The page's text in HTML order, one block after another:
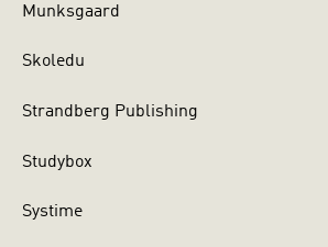
Munksgaard
Skoledu
Strandberg Publishing
Studybox
Systime